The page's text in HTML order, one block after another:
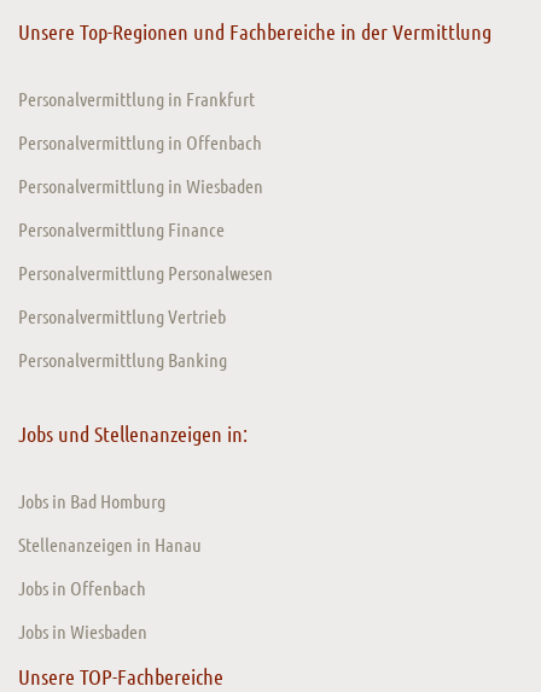
Unsere Top-Regionen und Fachbereiche in der Vermittlung
Personalvermittlung in Frankfurt
Personalvermittlung in Offenbach
Personalvermittlung in Wiesbaden
Personalvermittlung Finance
Personalvermittlung Personalwesen
Personalvermittlung Vertrieb
Personalvermittlung Banking
Jobs und Stellenanzeigen in:
Jobs in Bad Homburg
Stellenanzeigen in Hanau
Jobs in Offenbach
Jobs in Wiesbaden
Unsere TOP-Fachbereiche